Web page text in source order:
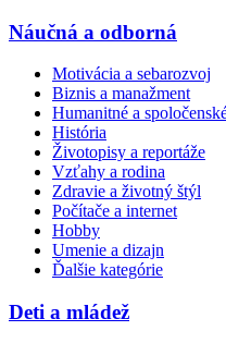
Náučná a odborná
Motivácia a sebarozvoj
Biznis a manažment
Humanitné a
História
Životopisy a reportáže
Vzťahy a rodina
Zdravie a životný štýl
Počítače a internet
Hobby
Umenie a dizajn
Ďalšie kategórie
Deti a mládež